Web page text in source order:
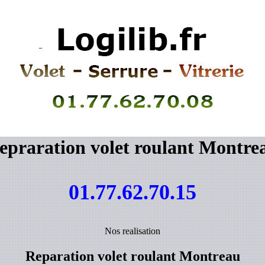
volet roulant
01.77.62.70.15
Nos realisation
Reparation volet roulant Montreau